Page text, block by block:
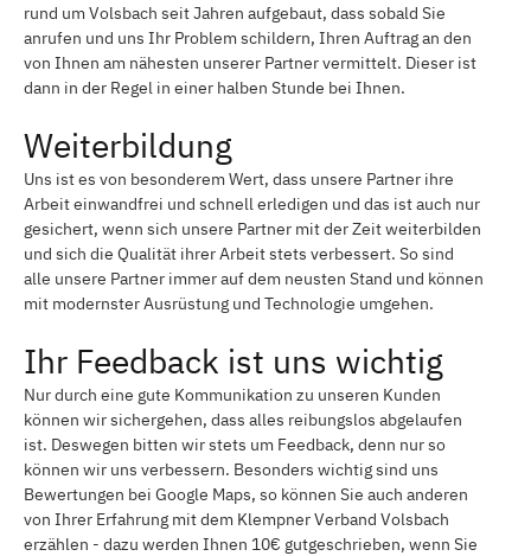
rund um Volsbach seit Jahren aufgebaut, dass sobald Sie
anrufen und uns Ihr Problem schildern, Ihren Auftrag an den
von Ihnen am nähesten unserer Partner vermittelt. Dieser ist
dann in der Regel in einer halben Stunde bei Ihnen.
Weiterbildung
Uns ist es von besonderem Wert, dass unsere Partner ihre
Arbeit einwandfrei und schnell erledigen und das ist auch nur
gesichert, wenn sich unsere Partner mit der Zeit weiterbilden
und sich die Qualität ihrer Arbeit stets verbessert. So sind
alle unsere Partner immer auf dem neusten Stand und können
mit modernster Ausrüstung und Technologie umgehen.
Ihr Feedback ist uns wichtig
Nur durch eine gute Kommunikation zu unseren Kunden
können wir sichergehen, dass alles reibungslos abgelaufen
ist. Deswegen bitten wir stets um Feedback, denn nur so
können wir uns verbessern. Besonders wichtig sind uns
Bewertungen bei Google Maps, so können Sie auch anderen
von Ihrer Erfahrung mit dem Klempner Verband Volsbach
erzählen - dazu werden Ihnen 10€ gutgeschrieben, wenn Sie